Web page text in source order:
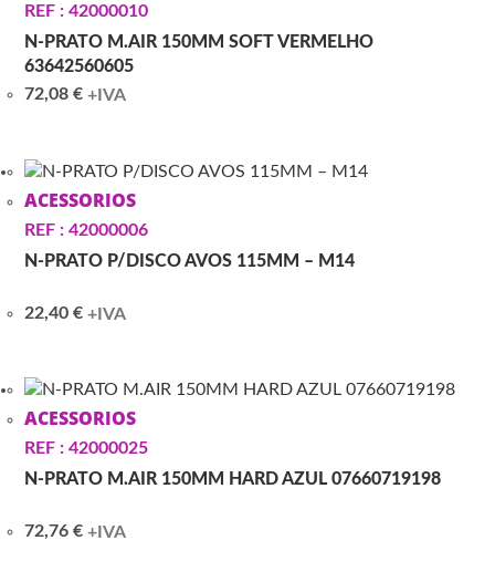
REF : 42000010
N-PRATO M.AIR 150MM SOFT VERMELHO
63642560605
72,08€ +IVA
ACESSORIOS
REF : 42000006
N-PRATO P/DISCO AVOS 115MM – M14
22,40€ +IVA
ACESSORIOS
REF : 42000025
N-PRATO M.AIR 150MM HARD AZUL 07660719198
72,76€ +IVA